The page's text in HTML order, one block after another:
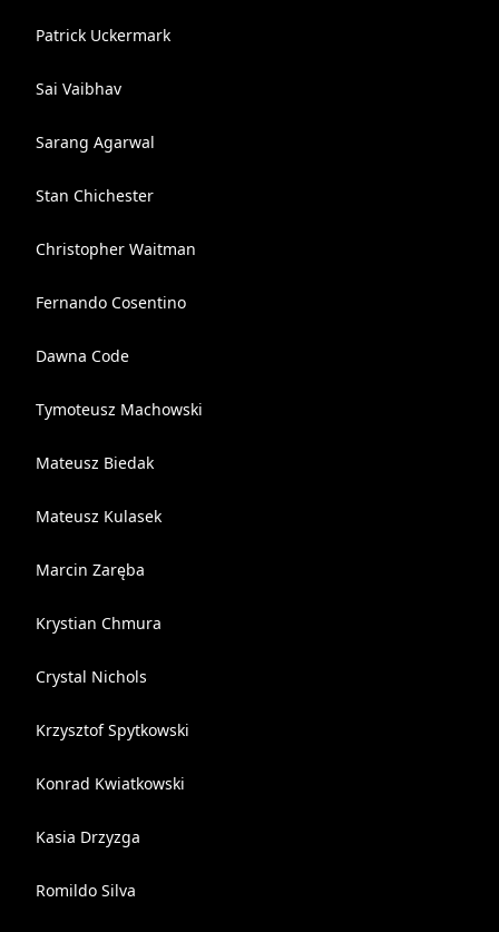
Patrick Uckermark
Sai Vaibhav
Sarang Agarwal
Stan Chichester
Christopher Waitman
Fernando Cosentino
Dawna Code
Tymoteusz Machowski
Mateusz Biedak
Mateusz Kulasek
Marcin Zaręba
Krystian Chmura
Crystal Nichols
Krzysztof Spytkowski
Konrad Kwiatkowski
Kasia Drzyzga
Romildo Silva